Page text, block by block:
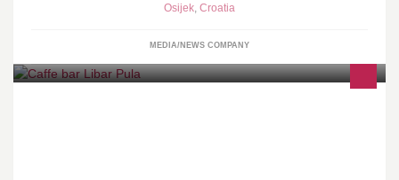
Osijek, Croatia
MEDIA/NEWS COMPANY